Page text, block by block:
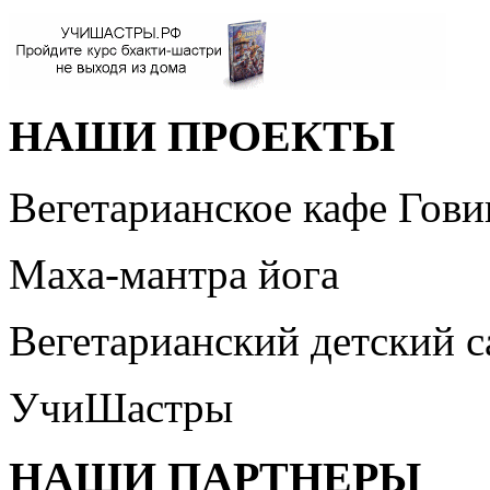
НАШИ ПРОЕКТЫ
Вегетарианское кафе
Маха-мантра йога
Вегетарианский детский
УчиШастры
НАШИ ПАРТНЕРЫ